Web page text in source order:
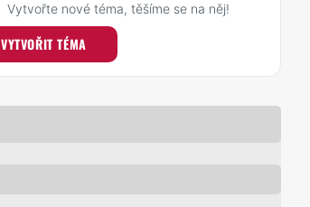
Vytvořte nové téma, těšíme se na něj!
VYTVOŘIT TÉMA